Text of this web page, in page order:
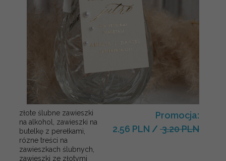
złote ślubne zawieszki
na alkohol, zawieszki na
butelkę z perełkami,
rózne treści na
zawieszkach ślubnych,
zawieszki ze złotymi
Promocja:
2.56 PLN / 3.20 PLN